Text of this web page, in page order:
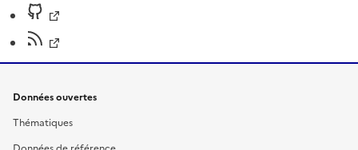
Données ouvertes
Thématiques